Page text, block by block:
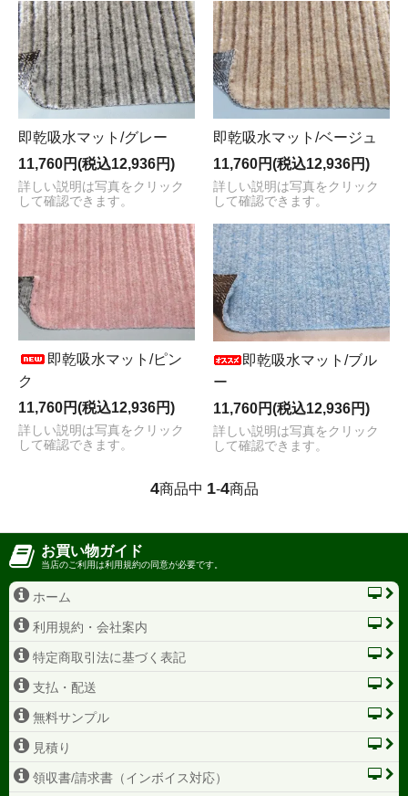
即乾吸水マット/グレー
11,760円(税込12,936円)
詳しい説明は写真をクリック
して確認できます。
即乾吸水マット/ベージュ
11,760円(税込12,936円)
詳しい説明は写真をクリック
して確認できます。
即乾吸水マット/ピン
ク
11,760円(税込12,936円)
詳しい説明は写真をクリック
して確認できます。
即乾吸水マット/ブル
ー
11,760円(税込12,936円)
詳しい説明は写真をクリック
して確認できます。
4商品中 1-4商品
お買い物ガイド
当店のご利用は利用規約の同意が必要です。
ホーム
利用規約・会社案内
特定商取引法に基づく表記
支払・配送
無料サンプル
見積り
領収書/請求書（インボイス対応）